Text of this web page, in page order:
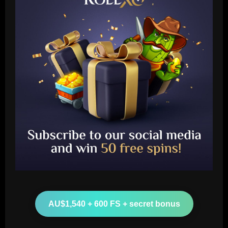
AU$1,540 + 600 FS + secret bonus
Baccarat
"huge coup" with prodigy set to sign
12/09/2025